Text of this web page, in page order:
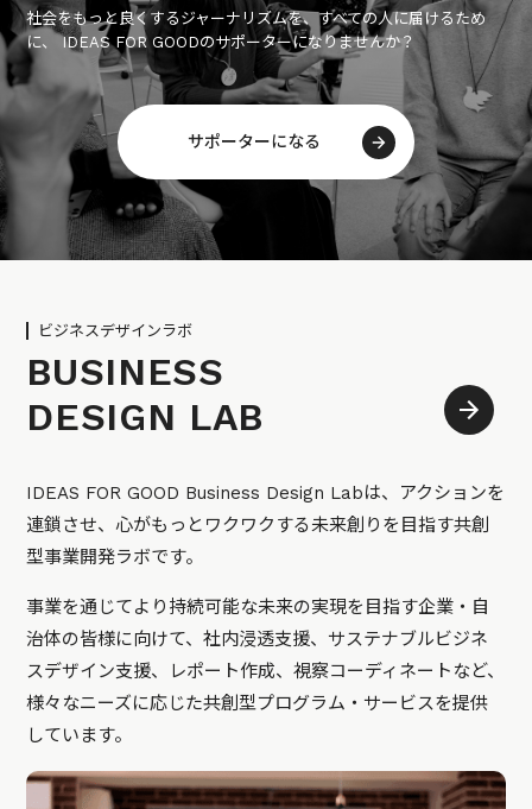
社会をもっと良くするジャーナリズムを、すべての人に届けるため
に、 IDEAS FOR GOODのサポーターになりませんか？
サポーターになる
ビジネスデザインラボ
BUSINESS
DESIGN LAB
IDEAS FOR GOOD Business Design Labは、アクションを
連鎖させ、心がもっとワクワクする未来創りを目指す共創
型事業開発ラボです。
事業を通じてより持続可能な未来の実現を目指す企業・自
治体の皆様に向けて、社内浸透支援、サステナブルビジネ
スデザイン支援、レポート作成、視察コーディネートなど、
様々なニーズに応じた共創型プログラム・サービスを提供
しています。